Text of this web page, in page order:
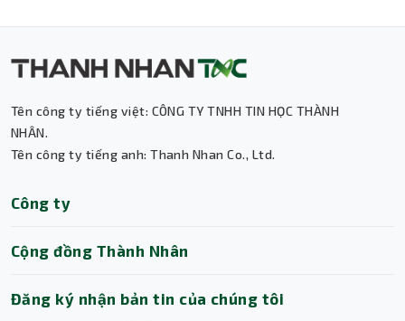
Tên công ty tiếng việt: CÔNG TY TNHH TIN HỌC THÀNH
NHÂN.
Tên công ty tiếng anh: Thanh Nhan Co., Ltd.
Công ty
Cộng đồng Thành Nhân
Đăng ký nhận bản tin của chúng tôi